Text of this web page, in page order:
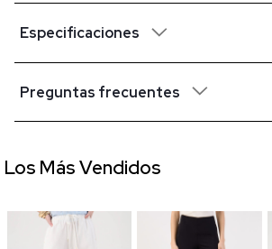
Especificaciones
Preguntas frecuentes
Los Más Vendidos